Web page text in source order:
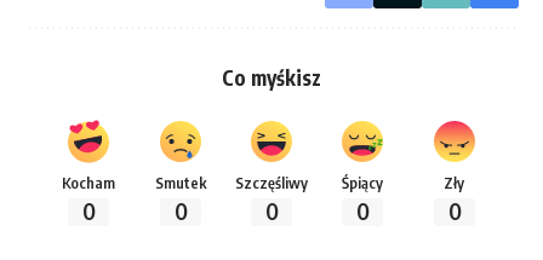
Co myśkisz
Kocham
0
Smutek
0
Szczęśliwy
0
Śpiący
0
Zły
0